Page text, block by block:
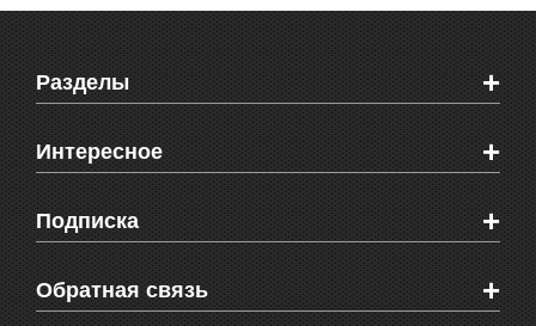
Разделы +
Новости Феодосии
Новости Крыма
Мировые новости
Объявления
Здоровье
СМС мнения читателей
Интересное +
Видео о Феодосии
Веб-камеры Феодосии
Блоги феодосийцев
Школы Феодосии
Подписка +
Печатная версия газеты "Кафа"
RSS
Обратная связь +